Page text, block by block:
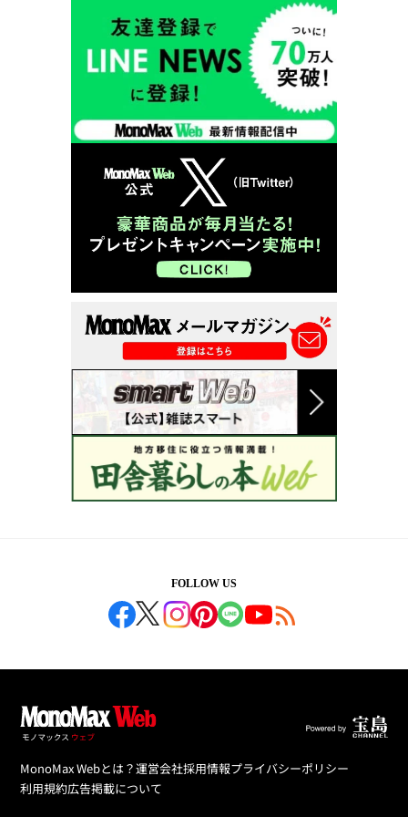
FOLLOW US
MonoMax Webとは？運営会社採用情報プライバシーポリシー
利用規約広告掲載について